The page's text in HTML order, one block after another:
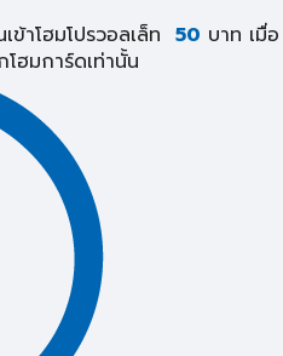
าโฮมโปรวอลเล็ท 50 บาท เมื่อ
โฮมการ์ดเท่านั้น